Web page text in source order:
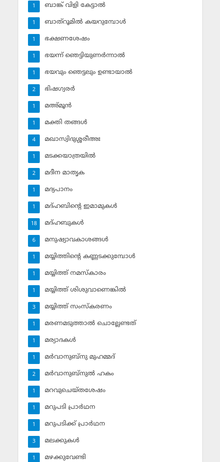
ബാങ്ക് വിളി കേട്ടാല്‍
1
ബാത്‌റൂമില്‍ കയറുമ്പോള്‍
1
ഭക്ഷണശേഷം
1
ഭയന്ന് ഞെട്ടിയുണര്‍ന്നാല്‍
1
ഭയവും ഞെട്ടലും ഉണ്ടായാല്‍
1
ഭിഷഗ്വരര്‍
2
മഅ്മൂന്‍
1
മക്തി തങ്ങള്‍
1
മഖാസ്വിദുശ്ശരീഅഃ
4
മടക്കയാത്രയില്‍
1
മദീന മാതൃക
2
മദ്യപാനം
1
മദ്ഹബിന്റെ ഇമാമുകള്‍
1
മദ്ഹബുകള്‍
18
മനുഷ്യാവകാശങ്ങള്‍
6
മയ്യിത്തിന്റെ കണ്ണടക്കുമ്പോള്‍
1
മയ്യിത്ത് നമസ്‌കാരം
1
മയ്യിത്ത് ശിശുവാണെങ്കില്‍
1
മയ്യിത്ത് സംസ്‌കരണം
3
മരണമടുത്താല്‍ ചൊല്ലേണ്ടത്
1
മര്യാദകള്‍
1
മര്‍വാനുബ്‌നു മുഹമ്മദ്
1
മര്‍വാനുബ്‌നുല്‍ ഹകം
2
മറവുചെയ്തശേഷം
1
മറുപടി പ്രാര്‍ഥന
1
മറുപടിക്ക് പ്രാര്‍ഥന
1
മലക്കുകള്‍
3
മഴക്കുവേണ്ടി
1